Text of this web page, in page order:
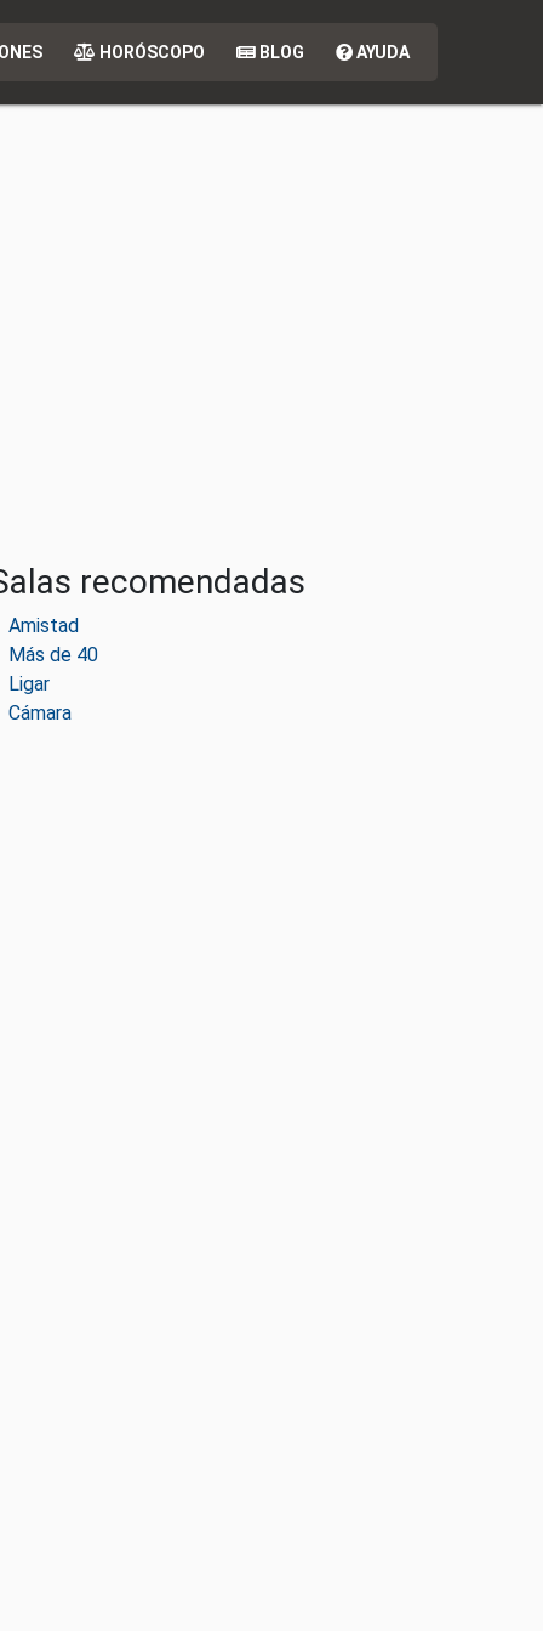
HORÓSCOPO BLOG AYUDA
recomendadas
Amistad
Más de 40
Ligar
Cámara